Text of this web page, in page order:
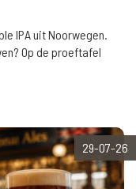
IPA uit Noorwegen.
Op de proeftafel
29-07-26